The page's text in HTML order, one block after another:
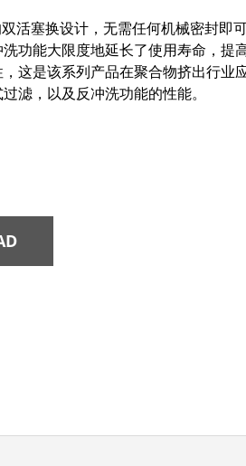
活塞换设计，无需任何机械密封即
功能大限度地延长了使用寿命，提
这是该系列产品在聚合物挤出行业
滤，以及反冲洗功能的性能。